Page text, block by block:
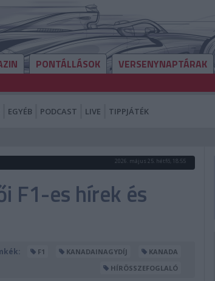
PONTÁLLÁSOK VERSENYNAPTÁRAK
EGYÉB PODCAST LIVE TIPPJÁTÉK
2026. május 25. hétfő, 18:55
F1-es hírek és
F1 KANADAINAGYDÍJ
KANADA
HÍRÖSSZEFOGLALÓ